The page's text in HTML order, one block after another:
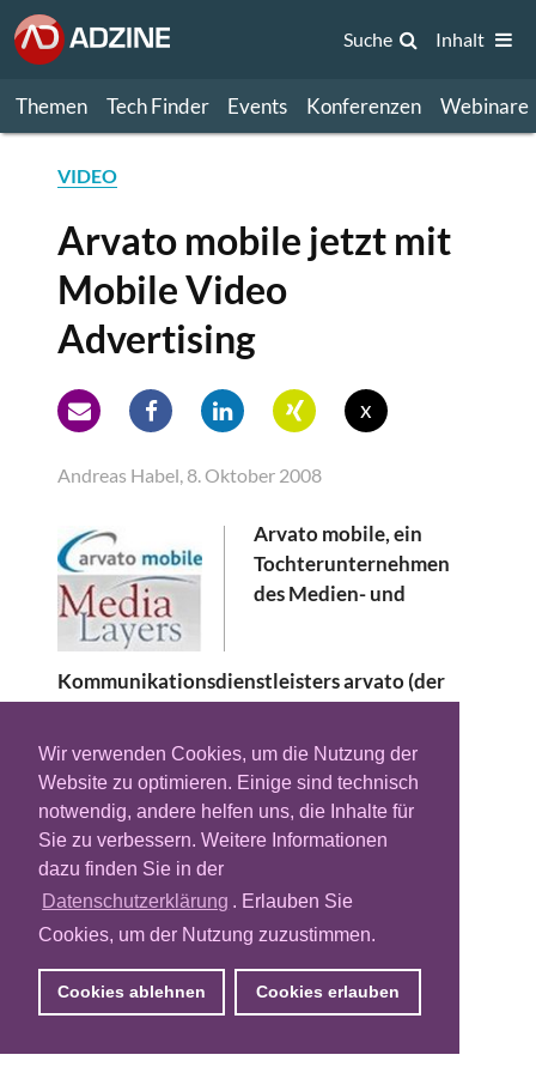
Wir verwenden Cookies, um die Nutzung der
Website zu optimieren. Einige sind technisch
notwendig, andere helfen uns, die Inhalte für
Sie zu verbessern. Weitere Informationen
dazu finden Sie in der
Datenschutzerklärung . Erlauben Sie
Cookies, um der Nutzung zuzustimmen.
Cookies ablehnen Cookies erlauben
Themen Tech Finder Events Konferenzen Webinare
Suche Inhalt
VIDEO
Arvato mobile jetzt mit
Mobile Video
Advertising
x
Andreas Habel, 8. Oktober 2008
Arvato mobile, ein
Tochterunternehmen
des Medien- und
Kommunikationsdienstleisters arvato (der
iraelische Technologieunternehmen Media
Layers haben eine Kooperation für Mobile
Video Advertising geschlossen. Künftig soll
Werbetreibenden damit die Möglichkeit
gegeben werden, mobile Bewegtbild-
Werbung zu schalten. Dabei wird die
Auslieferung der Mobile Video Ads durch
arvato mobiles Mobile AdServer ad flex
erfolgen. Untersützt wird der Video
Advertising Service von der SMART-Lösung